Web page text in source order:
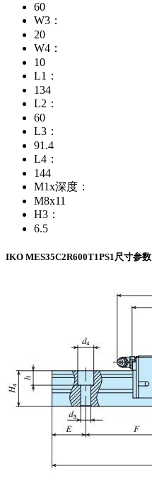
60
W3：
20
W4：
10
L1：
134
L2：
60
L3：
91.4
L4：
144
M1x深度：
M8x11
H3：
6.5
IKO MES35C2R600T1PS1尺寸参数